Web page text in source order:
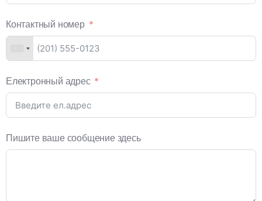
Контактный номер
Електронный адрес
Пишите ваше сообщение здесь